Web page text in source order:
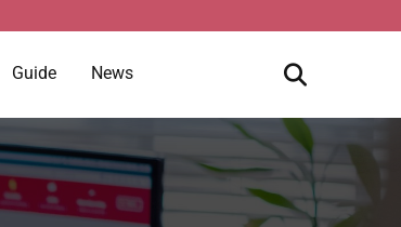
Guide News